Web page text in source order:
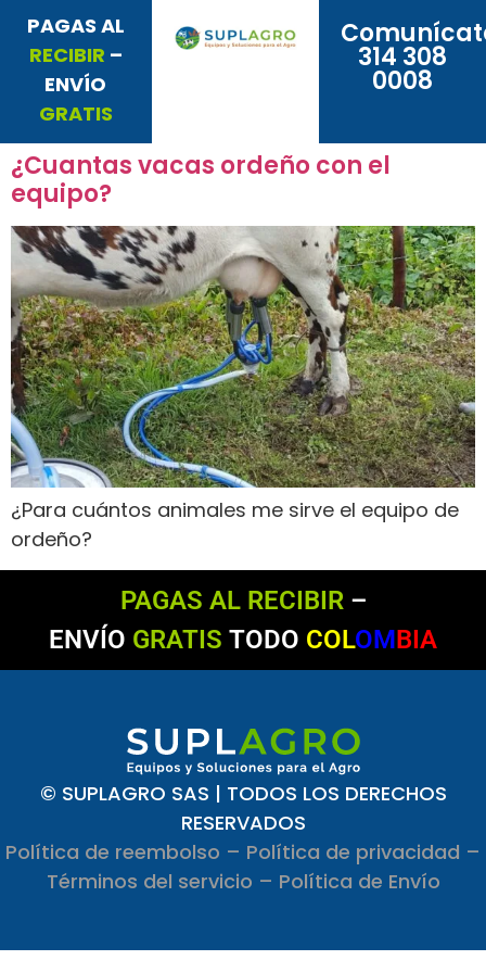
PAGAS AL
RECIBIR –
ENVÍO
GRATIS
314 308
0008
¿Cuantas vacas ordeño con el
equipo?
¿Para cuántos animales me sirve el equipo de
ordeño?
PAGAS AL RECIBIR–
ENVÍO GRATIS TODO COLOMBIA
© SUPLAGRO SAS | TODOS LOS DERECHOS
RESERVADOS
Política de reembolso – Política de privacidad –
Términos del servicio – Política de Envío